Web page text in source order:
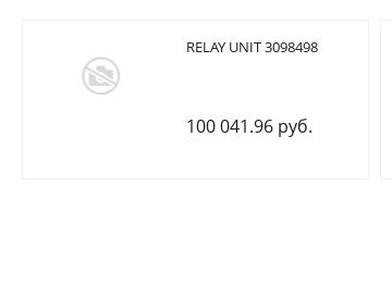
RELAY UNIT 3098498
100 041.96 руб.